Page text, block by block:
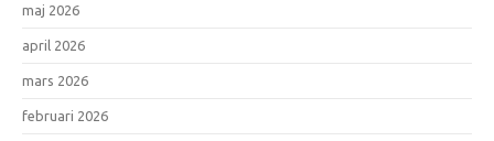
maj 2026
april 2026
mars 2026
februari 2026